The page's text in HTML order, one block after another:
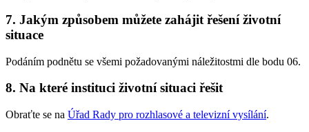
7. Jakým způsobem můžete zahájit řešení životní
situace
Podáním podnětu se všemi požadovanými náležitostmi dle bodu 06.
8. Na které instituci životní situaci řešit
Obraťte se na Úřad Rady pro rozhlasové a televizní vysílání.